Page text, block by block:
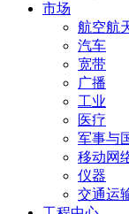
市场
航空航
汽车
宽带
广播
工业
医疗
军事与
移动网
仪器
交通运